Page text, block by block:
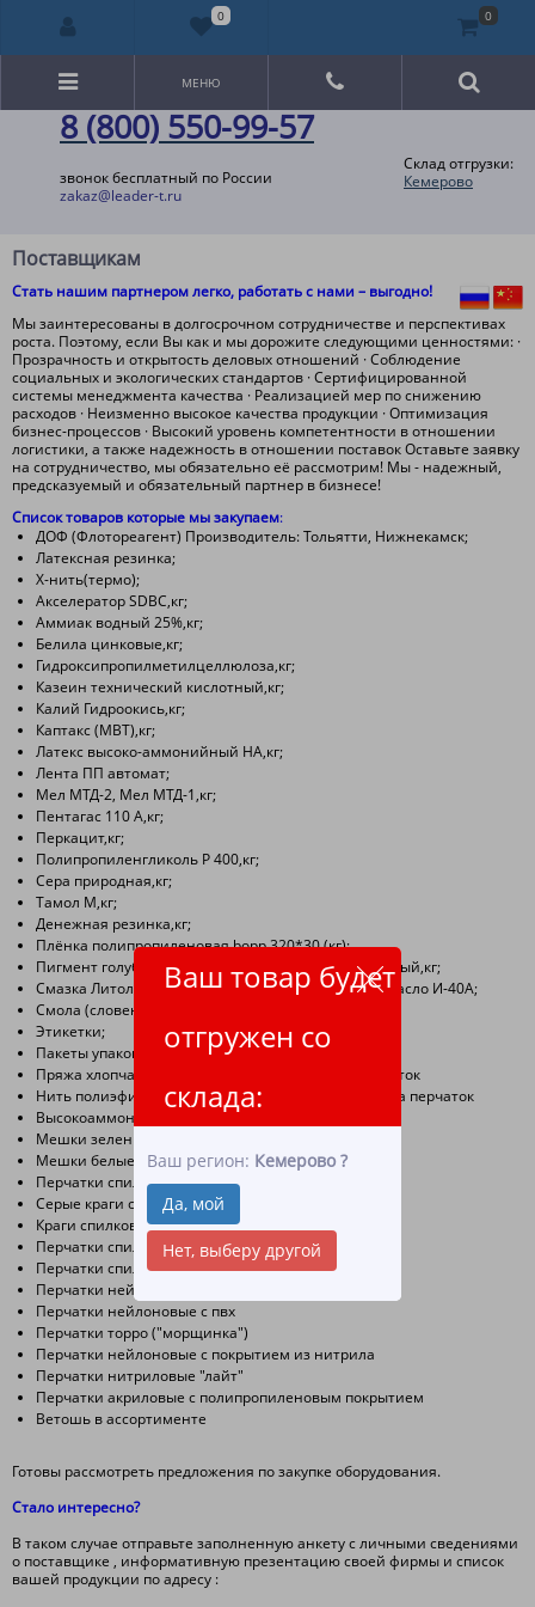
8 (800) 550-99-57
звонок бесплатный по России
zakaz@leader-t.ru
Склад отгрузки:
Кемерово
Ваш товар будет
отгружен со
склада:
Ваш регион: Кемерово ?
Да, мой
Нет, выберу другой
МЕНЮ
Поставщикам
Стать нашим партнером легко, работать с нами – выгодно!
Мы заинтересованы в долгосрочном сотрудничестве и перспективах
роста. Поэтому, если Вы как и мы дорожите следующими ценностями: ·
Прозрачность и открытость деловых отношений · Соблюдение
социальных и экологических стандартов · Сертифицированной
системы менеджмента качества · Реализацией мер по снижению
расходов · Неизменно высокое качества продукции · Оптимизация
бизнес-процессов · Высокий уровень компетентности в отношении
логистики, а также надежность в отношении поставок Оставьте заявку
на сотрудничество, мы обязательно её рассмотрим! Мы - надежный,
предсказуемый и обязательный партнер в бизнесе!
Список товаров которые мы закупаем:
ДОФ (Флотореагент) Производитель: Тольятти, Нижнекамск;
Латексная резинка;
Х-нить(термо);
Акселератор SDBC,кг;
Аммиак водный 25%,кг;
Белила цинковые,кг;
Гидроксипропилметилцеллюлоза,кг;
Казеин технический кислотный,кг;
Калий Гидроокись,кг;
Каптакс (МВТ),кг;
Латекс высоко-аммонийный НА,кг;
Лента ПП автомат;
Мел МТД-2, Мел МТД-1,кг;
Пентагас 110 А,кг;
Перкацит,кг;
Полипропиленгликоль Р 400,кг;
Сера природная,кг;
Тамол М,кг;
Денежная резинка,кг;
Плёнка полипропиленовая bopp 320*30 (кг);
Пигмент голубой (синька), желтый, зеленый, красный,кг;
Смазка Литол-24, Смазка высокотемпературная, Масло И-40А;
Смола (словенил, русвинил);
Этикетки;
Пакеты упаковочные
Пряжа хлопчатобумажная для производства перчаток
Нить полиэфирная и нейлоновая для производства перчаток
Высокоаммонийный латекс (уже есть на сайте)
Мешки зеленые полипропиленовые
Мешки белые полипропиленовые
Перчатки спилковые
Cерые краги спилковые
Краги спилковые тип трек
Перчатки спилковые комбинированные
Перчатки спилковые утепленные в ассортименте
Перчатки нейлоновые белые
Перчатки нейлоновые с пвх
Перчатки торро ("морщинка")
Перчатки нейлоновые с покрытием из нитрила
Перчатки нитриловые "лайт"
Перчатки акриловые с полипропиленовым покрытием
Ветошь в ассортименте
Готовы рассмотреть предложения по закупке оборудования.
Стало интересно?
В таком случае отправьте заполненную анкету с личными сведениями
о поставщике , информативную презентацию своей фирмы и список
вашей продукции по адресу :
0 0